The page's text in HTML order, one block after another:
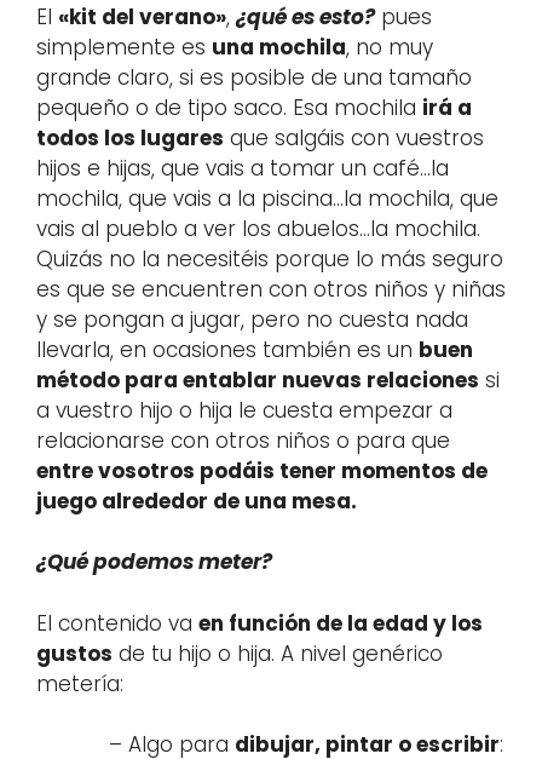
El «kit del verano»,¿qué es esto?pues
simplemente es una mochila, no muy
grande claro, si es posible de una tamaño
pequeño o de tipo saco. Esa mochila irá a
todos los lugares que salgáis con vuestros
hijos e hijas, que vais a tomar un café…la
mochila, que vais a la piscina…la mochila, que
vais al pueblo a ver los abuelos…la mochila.
Quizás no la necesitéis porque lo más seguro
es que se encuentren con otros niños y niñas
y se pongan a jugar, pero no cuesta nada
llevarla, en ocasiones también es un buen
método para entablar nuevas relaciones si
a vuestro hijo o hija le cuesta empezar a
relacionarse con otros niños o para que
entre vosotros podáis tener momentos de
juego alrededor de una mesa.
¿Qué podemos meter?
El contenido va en función de la edad y los
gustos de tu hijo o hija. A nivel genérico
metería:
– Algo para dibujar, pintar o escribir: